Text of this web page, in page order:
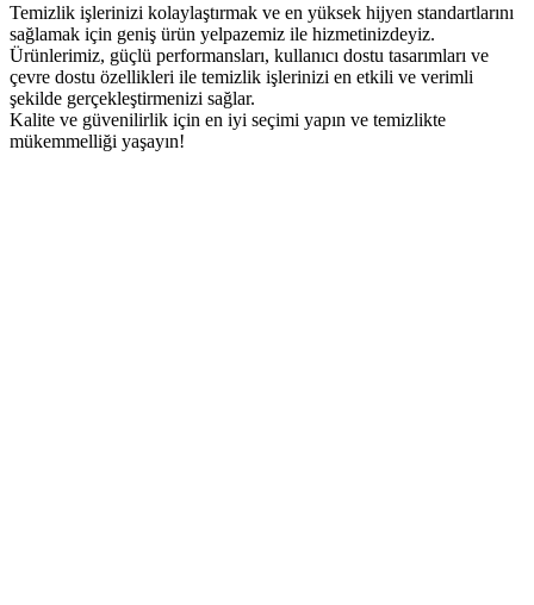
Temizlik işlerinizi kolaylaştırmak ve en yüksek hijyen standartlarını
sağlamak için geniş ürün yelpazemiz ile hizmetinizdeyiz.
Ürünlerimiz, güçlü performansları, kullanıcı dostu tasarımları ve
çevre dostu özellikleri ile temizlik işlerinizi en etkili ve verimli
şekilde gerçekleştirmenizi sağlar.
Kalite ve güvenilirlik için en iyi seçimi yapın ve temizlikte
mükemmelliği yaşayın!